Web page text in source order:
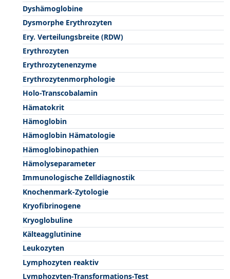
Dyshämoglobine
Dysmorphe Erythrozyten
Ery. Verteilungsbreite (RDW)
Erythrozyten
Erythrozytenenzyme
Erythrozytenmorphologie
Holo-Transcobalamin
Hämatokrit
Hämoglobin
Hämoglobin Hämatologie
Hämoglobinopathien
Hämolyseparameter
Immunologische Zelldiagnostik
Knochenmark-Zytologie
Kryofibrinogene
Kryoglobuline
Kälteagglutinine
Leukozyten
Lymphozyten reaktiv
Lymphozyten-Transformations-Test